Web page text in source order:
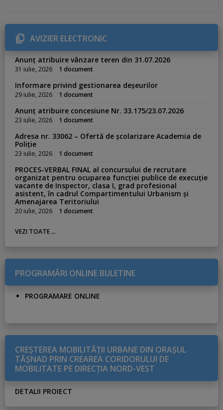
g
r
i
e
s
AVIZIER ELECTRONIC
Anunț atribuire vânzare teren din 31.07.2026
31 iulie, 2026 1 document
Informare privind gestionarea deșeurilor
29 iulie, 2026 1 document
Anunț atribuire concesiune Nr. 33.175/23.07.2026
23 iulie, 2026 1 document
Adresa nr. 33062 – Ofertă de școlarizare Academia de
Poliție
23 iulie, 2026 1 document
PROCES-VERBAL FINAL al concursului de recrutare
organizat pentru ocuparea funcției publice de execuție
vacante de Inspector, clasa I, grad profesional
asistent, în cadrul Compartimentului Urbanism și
Amenajarea Teritoriului
20 iulie, 2026 1 document
VEZI TOATE ...
PROGRAMĂRI ONLINE BULETINE
PROGRAMARE ONLINE
CREŞTEREA MOBILITĂŢII URBANE DIN ORAŞUL
TĂŞNAD PRIN CREAREA CORIDORULUI DE
MOBILITATE PE DIRECŢIA NORD-VEST
DETALII PROIECT